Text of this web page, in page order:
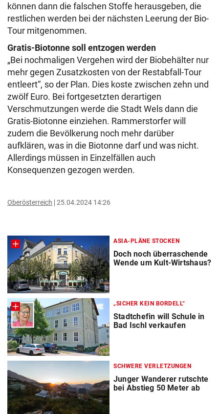
können dann die falschen Stoffe herausgeben, die
restlichen werden bei der nächsten Leerung der Bio-
Tour mitgenommen.
Gratis-Biotonne soll entzogen werden
„Bei nochmaligen Vergehen wird der Biobehälter nur
mehr gegen Zusatzkosten von der Restabfall-Tour
entleert“, so der Plan. Dies koste zwischen zehn und
zwölf Euro. Bei fortgesetzten derartigen
Verschmutzungen werde die Stadt Wels dann die
Gratis-Biotonne einziehen. Rammerstorfer will
zudem die Bevölkerung noch mehr darüber
aufklären, was in die Biotonne darf und was nicht.
Allerdings müssen in Einzelfällen auch
Konsequenzen gezogen werden.
Oberösterreich 25.04.2024 14:26
ASIA-PLÄNE STOCKEN
Doch noch überraschende
Wende um Kult-Wirtshaus?
„SICHER KEIN BORDELL“
Stadtchefin will Schule in
Bad Ischl verkaufen
SCHWERE VERLETZUNGEN
Junger Wanderer rutschte
bei Abstieg 50 Meter ab